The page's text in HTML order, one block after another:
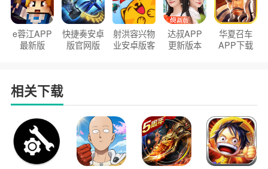
e蓉江APP
最新版
快捷奏安卓
版官网版
射洪容兴物
业安卓版客
达叔APP
更新版本
华夏召车
APP下载
相关下载